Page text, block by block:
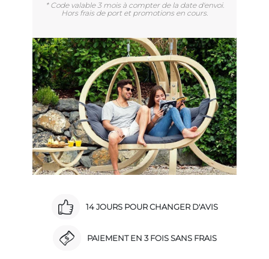
* Code valable 3 mois à compter de la date d'envoi.
Hors frais de port et promotions en cours.
14 JOURS POUR CHANGER D'AVIS
PAIEMENT EN 3 FOIS SANS FRAIS